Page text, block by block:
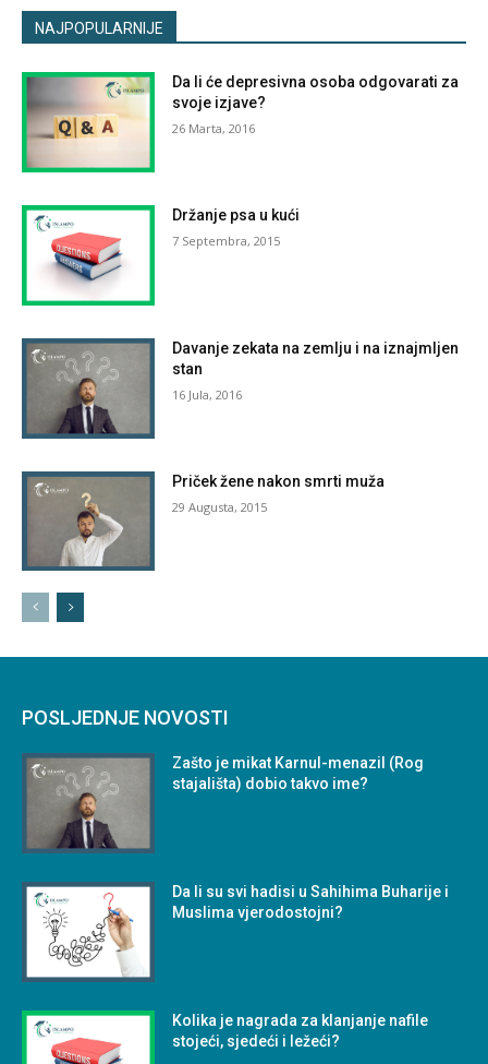
NAJPOPULARNIJE
Da li će depresivna osoba odgovarati za
svoje izjave?
26 Marta, 2016
Držanje psa u kući
7 Septembra, 2015
Davanje zekata na zemlju i na iznajmljen
stan
16 Jula, 2016
Priček žene nakon smrti muža
29 Augusta, 2015
POSLJEDNJE NOVOSTI
Zašto je mikat Karnul-menazil (Rog
stajališta) dobio takvo ime?
Da li su svi hadisi u Sahihima Buharije i
Muslima vjerodostojni?
Kolika je nagrada za klanjanje nafile
stojeći, sjedeći i ležeći?